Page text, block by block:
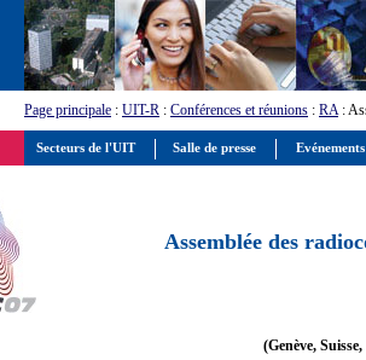
Page principale : UIT-R : Conférences et réunions : RA:
Assemblée des
(Genève,
Secteurs de l'UIT Salle de presse Evénements